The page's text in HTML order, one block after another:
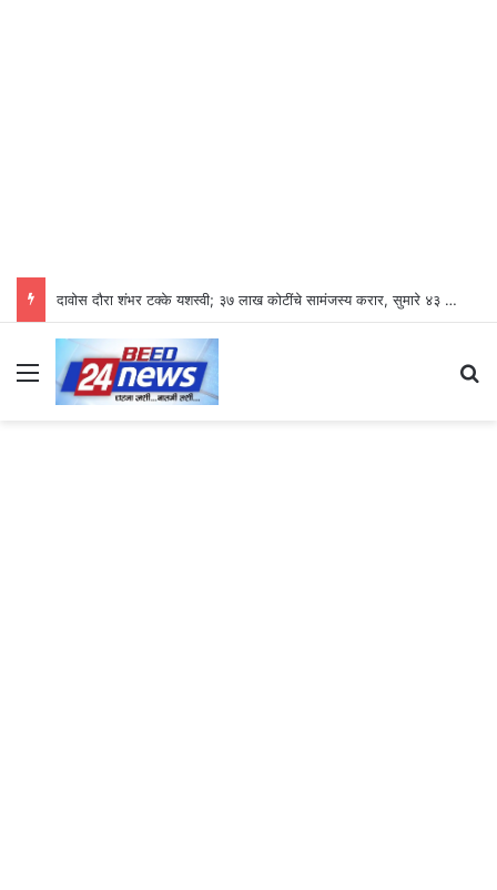
दावोस दौरा शंभर टक्के यशस्वी; ३७ लाख कोटींचे सामंजस्य करार, सुमारे ४३ लाख रोजगारनिर्मिती – उद्योगमंत्री डॉ. उदय सामंत
Menu